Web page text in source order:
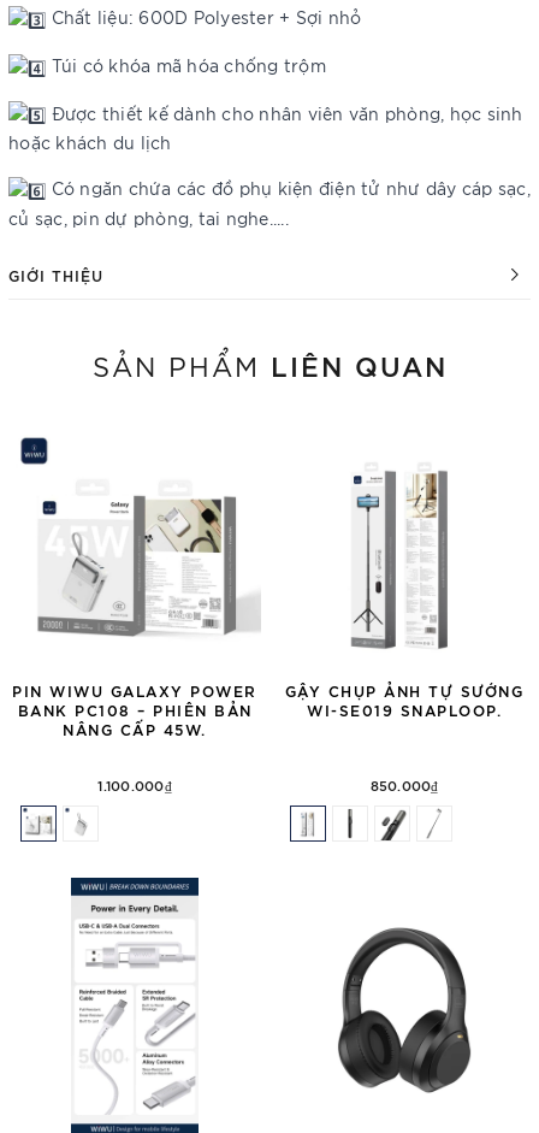
Chất liệu: 600D Polyester + Sợi nhỏ
Túi có khóa mã hóa chống trộm
Được thiết kế dành cho nhân viên văn phòng, học sinh
hoặc khách du lịch
Có ngăn chứa các đồ phụ kiện điện tử như dây cáp sạc,
củ sạc, pin dự phòng, tai nghe.....
GIỚI THIỆU
SẢN PHẨM LIÊN QUAN
PIN WIWU GALAXY POWER
BANK PC108 – PHIÊN BẢN
NÂNG CẤP 45W.
1.100.000₫
GẬY CHỤP ẢNH TỰ SƯỚNG
WI-SE019 SNAPLOOP.
850.000₫